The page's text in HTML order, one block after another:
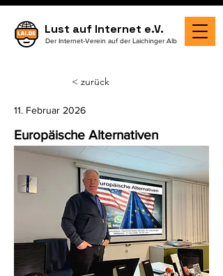
Lust auf Internet e.V.
Der Internet-Verein auf der Laichinger Alb
< zurück
11. Februar 2026
Europäische Alternativen